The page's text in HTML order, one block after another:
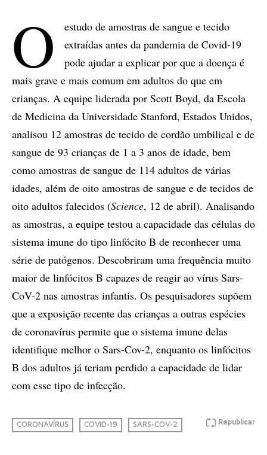
O
estudo de amostras de sangue e tecido
extraídas antes da pandemia de Covid-19
pode ajudar a explicar por que a doença é
mais grave e mais comum em adultos do que em
crianças. A equipe liderada por Scott Boyd, da Escola
de Medicina da Universidade Stanford, Estados Unidos,
analisou 12 amostras de tecido de cordão umbilical e de
sangue de 93 crianças de 1 a 3 anos de idade, bem
como amostras de sangue de 114 adultos de várias
idades, além de oito amostras de sangue e de tecidos de
oito adultos falecidos (Science, 12 de abril). Analisando
as amostras, a equipe testou a capacidade das células do
sistema imune do tipo linfócito B de reconhecer uma
série de patógenos. Descobriram uma frequência muito
maior de linfócitos B capazes de reagir ao vírus Sars-
CoV-2 nas amostras infantis. Os pesquisadores supõem
que a exposição recente das crianças a outras espécies
de coronavírus permite que o sistema imune delas
identifique melhor o Sars-Cov-2, enquanto os linfócitos
B dos adultos já teriam perdido a capacidade de lidar
com esse tipo de infecção.
Republicar
CORONAVÍRUS COVID-19 SARS-COV-2